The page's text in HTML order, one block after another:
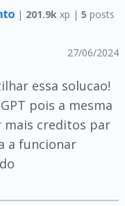
| 201.9k xp |5 posts
27/06/2024
essa solucao!
pois a mesma
mais creditos par
a funcionar